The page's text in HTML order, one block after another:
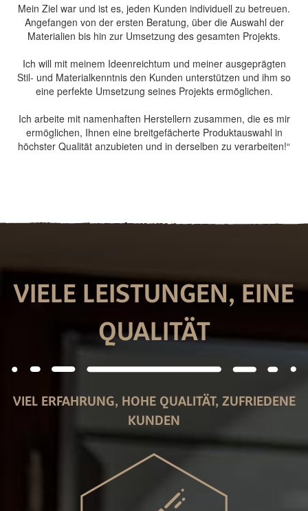
Mein Ziel war und ist es, jeden Kunden individuell zu betreuen.
Angefangen von der ersten Beratung, über die Auswahl der
Materialien bis hin zur Umsetzung des gesamten Projekts.
Ich will mit meinem Ideenreichtum und meiner ausgeprägten
Stil- und Materialkenntnis den Kunden unterstützen und ihm so
eine perfekte Umsetzung seines Projekts ermöglichen.
Ich arbeite mit namenhaften Herstellern zusammen, die es mir
ermöglichen, Ihnen eine breitgefächerte Produktauswahl in
höchster Qualität anzubieten und in derselben zu verarbeiten!“
VIELE LEISTUNGEN, EINE
QUALITÄT
VIEL ERFAHRUNG, HOHE QUALITÄT, ZUFRIEDENE
KUNDEN